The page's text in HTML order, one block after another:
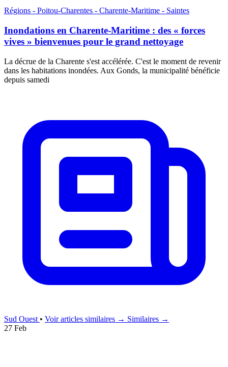
Régions - Poitou-Charentes - Charente-Maritime - Saintes
Inondations en Charente-Maritime : des « forces
vives » bienvenues pour le grand nettoyage
La décrue de la Charente s'est accélérée. C'est le moment de revenir
dans les habitations inondées. Aux Gonds, la municipalité bénéficie
depuis samedi
Sud Ouest • Voir articles similaires → Similaires →
27 Feb